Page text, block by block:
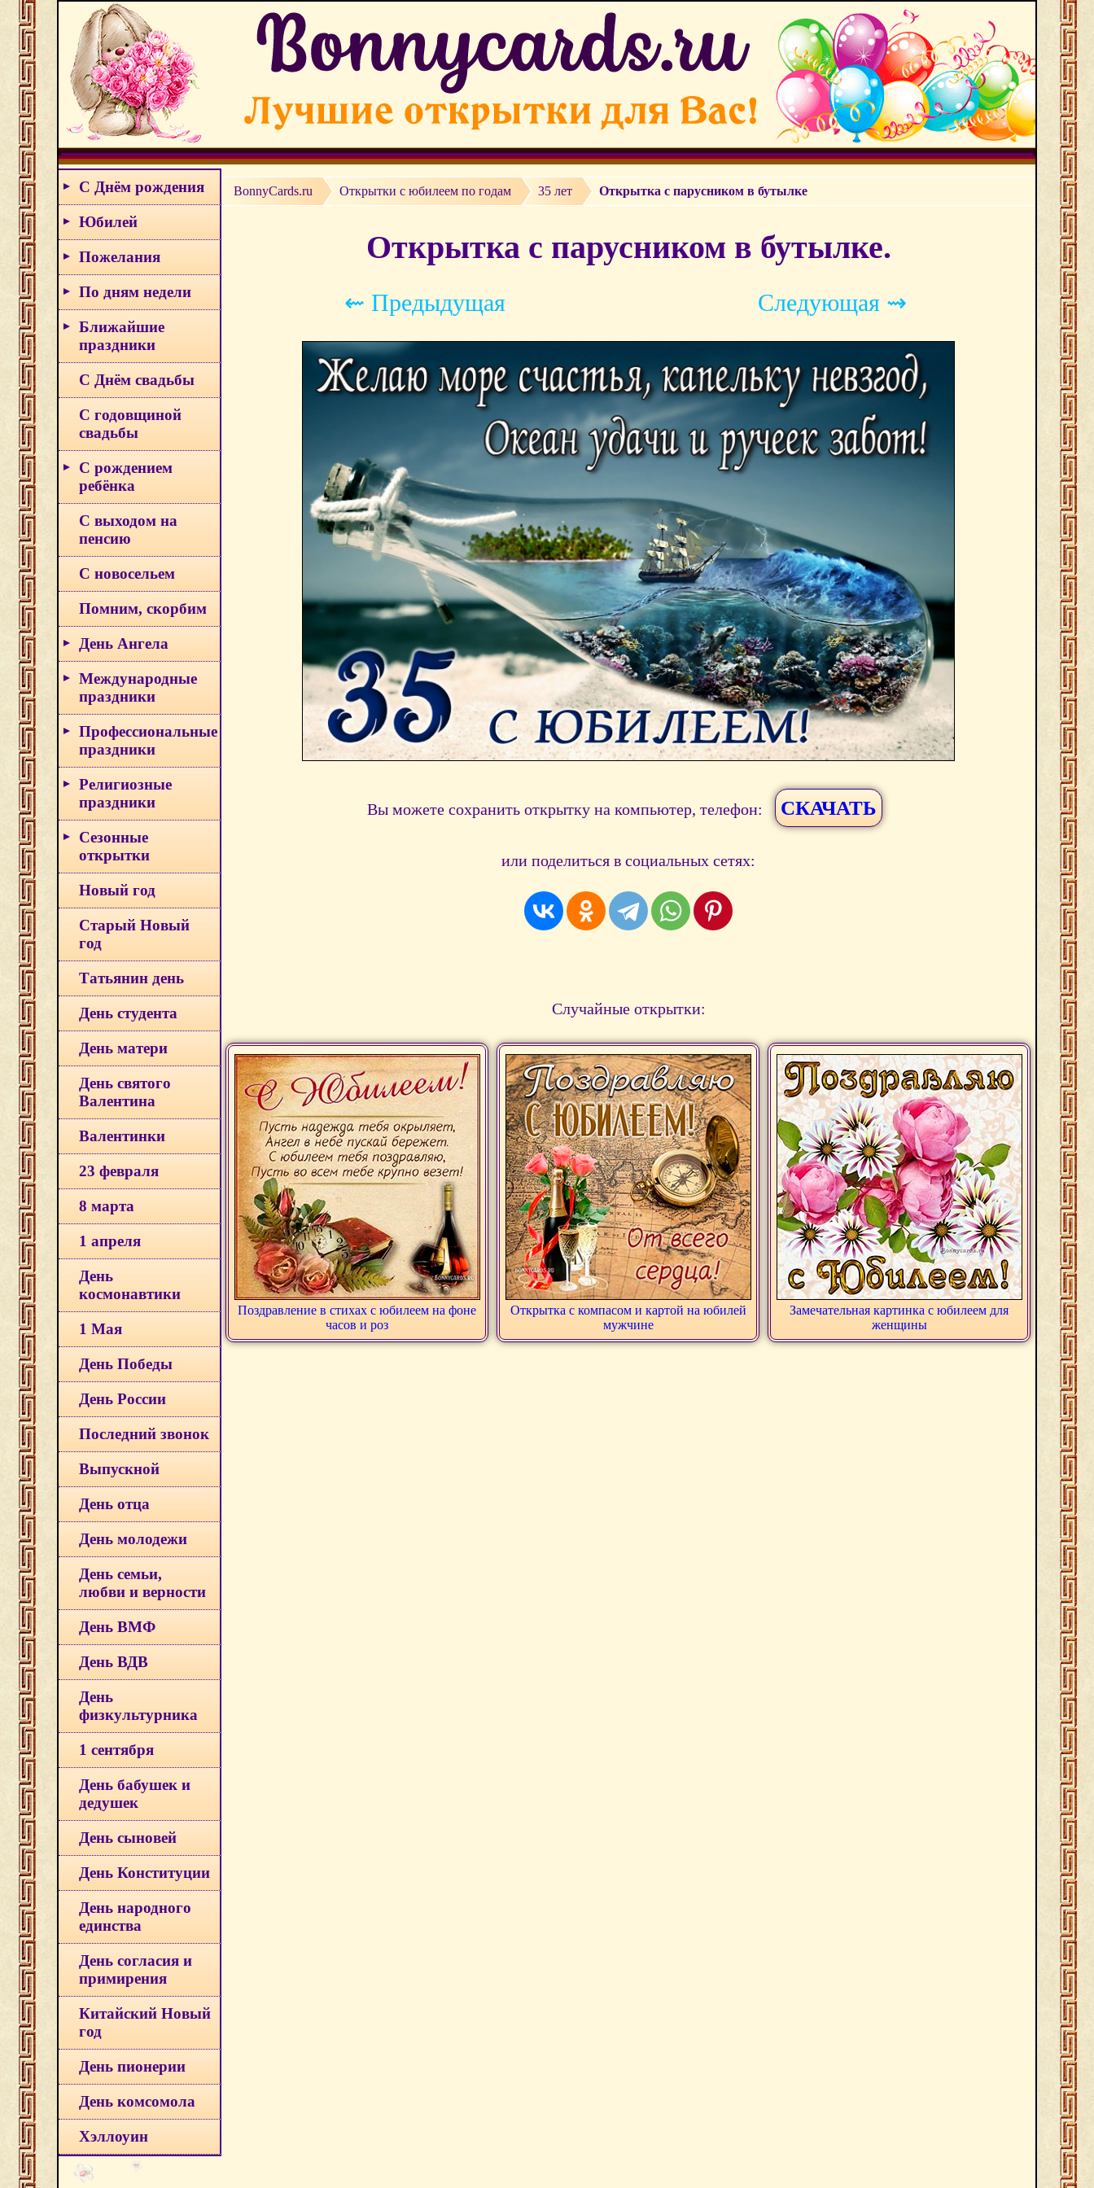
С Днём рождения
Юбилей
Пожелания
По дням недели
Ближайшие
праздники
С Днём свадьбы
С годовщиной
свадьбы
С рождением
ребёнка
С выходом на
пенсию
С новосельем
Помним, скорбим
День Ангела
Международные
праздники
Профессиональные
праздники
Религиозные
праздники
Сезонные
открытки
Новый год
Старый Новый
год
Татьянин день
День студента
День матери
День святого
Валентина
Валентинки
23 февраля
8 марта
1 апреля
День
космонавтики
1 Мая
День Победы
День России
Последний звонок
Выпускной
День отца
День молодежи
День семьи,
любви и верности
День ВМФ
День ВДВ
День
физкультурника
1 сентября
День бабушек и
дедушек
День сыновей
День Конституции
День народного
единства
День согласия и
примирения
Китайский Новый
год
День пионерии
День комсомола
Хэллоуин
BonnyCards.ru Открытки c юбилеем по годам 35 лет Открытка с парусником в бутылке
Открытка с парусником в бутылке.
⇜ Предыдущая Следующая ⇝
Вы можете сохранить открытку на компьютер, телефон: СКАЧАТЬ
или поделиться в социальных сетях:
Случайные открытки:
Поздравление в стихах с юбилеем на фоне
часов и роз
Открытка с компасом и картой на юбилей
мужчине
Замечательная картинка с юбилеем для
женщины